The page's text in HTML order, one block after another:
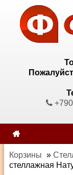
Корзины »
стеллажная